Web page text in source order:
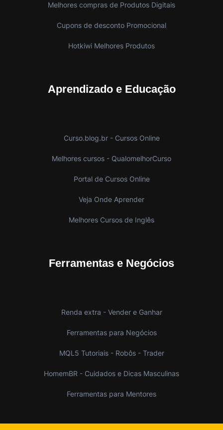
Melhores compras de Produtos Digitais
Cupons de desconto Promocional
Hotkiwi Melhores Produtos
Aprendizado e Educação
Curso.blog.br - Cursos Online
Melhores cursos - QualomelhorCurso
Portal de Cursos Online
Veja Onde Aprender
Melhores Cursos de Inglês
Ferramentas e Negócios
Renda extra - Vender e Ganhar
Ferramentas para Negócios
MQL5 Tutoriais - Robôs - Trader
HomemBR - Cuidados e Dicas Masculinas
Ferramentas para Mentores